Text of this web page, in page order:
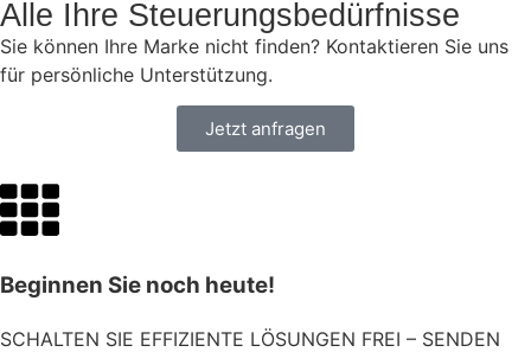
Alle Ihre Steuerungsbedürfnisse
Sie können Ihre Marke nicht finden? Kontaktieren Sie uns
für persönliche Unterstützung.
Jetzt anfragen
Beginnen Sie noch heute!
SCHALTEN SIE EFFIZIENTE LÖSUNGEN FREI – SENDEN